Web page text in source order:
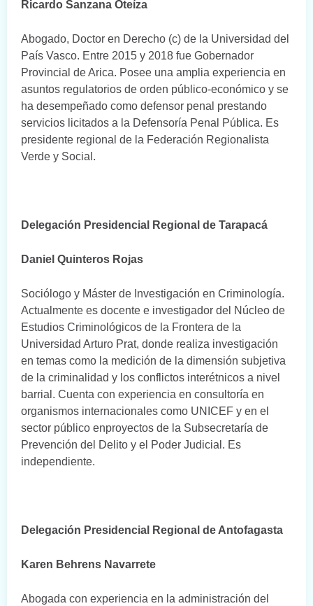
Ricardo Sanzana Oteíza
Abogado, Doctor en Derecho (c) de la Universidad del
País Vasco. Entre 2015 y 2018 fue Gobernador
Provincial de Arica. Posee una amplia experiencia en
asuntos regulatorios de orden público-económico y se
ha desempeñado como defensor penal prestando
servicios licitados a la Defensoría Penal Pública. Es
presidente regional de la Federación Regionalista
Verde y Social.
Delegación Presidencial Regional de Tarapacá
Daniel Quinteros Rojas
Sociólogo y Máster de Investigación en Criminología.
Actualmente es docente e investigador del Núcleo de
Estudios Criminológicos de la Frontera de la
Universidad Arturo Prat, donde realiza investigación
en temas como la medición de la dimensión subjetiva
de la criminalidad y los conflictos interétnicos a nivel
barrial. Cuenta con experiencia en consultoría en
organismos internacionales como UNICEF y en el
sector público enproyectos de la Subsecretaría de
Prevención del Delito y el Poder Judicial. Es
independiente.
Delegación Presidencial Regional de Antofagasta
Karen Behrens Navarrete
Abogada con experiencia en la administración del